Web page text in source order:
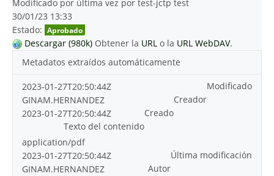
Modificado por última vez por test-jctp test
30/01/23 13:33
Estado: Aprobado
Descargar (980k) Obtener la URL o la URL WebDAV.
Metadatos extraídos automáticamente
Modificado
2023-01-27T20:50:44Z
Creador
GINAM.HERNANDEZ
Creado
2023-01-27T20:50:44Z
Texto del contenido
application/pdf
Última modificación
2023-01-27T20:50:44Z
Autor
GINAM.HERNANDEZ